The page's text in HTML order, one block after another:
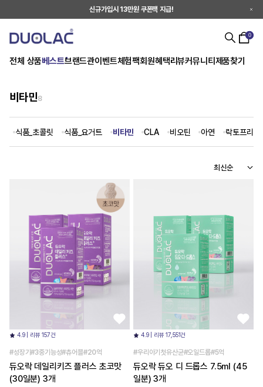
신규가입시 13만원 쿠폰팩 지급!
전체 상품베스트브랜드관이벤트체험팩회원혜택리뷰커뮤니티 제품찾기
0
비타민8
식품_초콜릿 식품_요거트 비타민 CLA 비오틴 아연 락토프리
4.9 | 리뷰 157건
#성장기#3중기능성#츄어블#20억
듀오락 데일리키즈 플러스 초코맛
(30일분) 3개
4.9 | 리뷰 17,551건
#우리아기첫유산균#오일드롭#5억
듀오락 듀오 디 드롭스 7.5ml (45
일분) 3개